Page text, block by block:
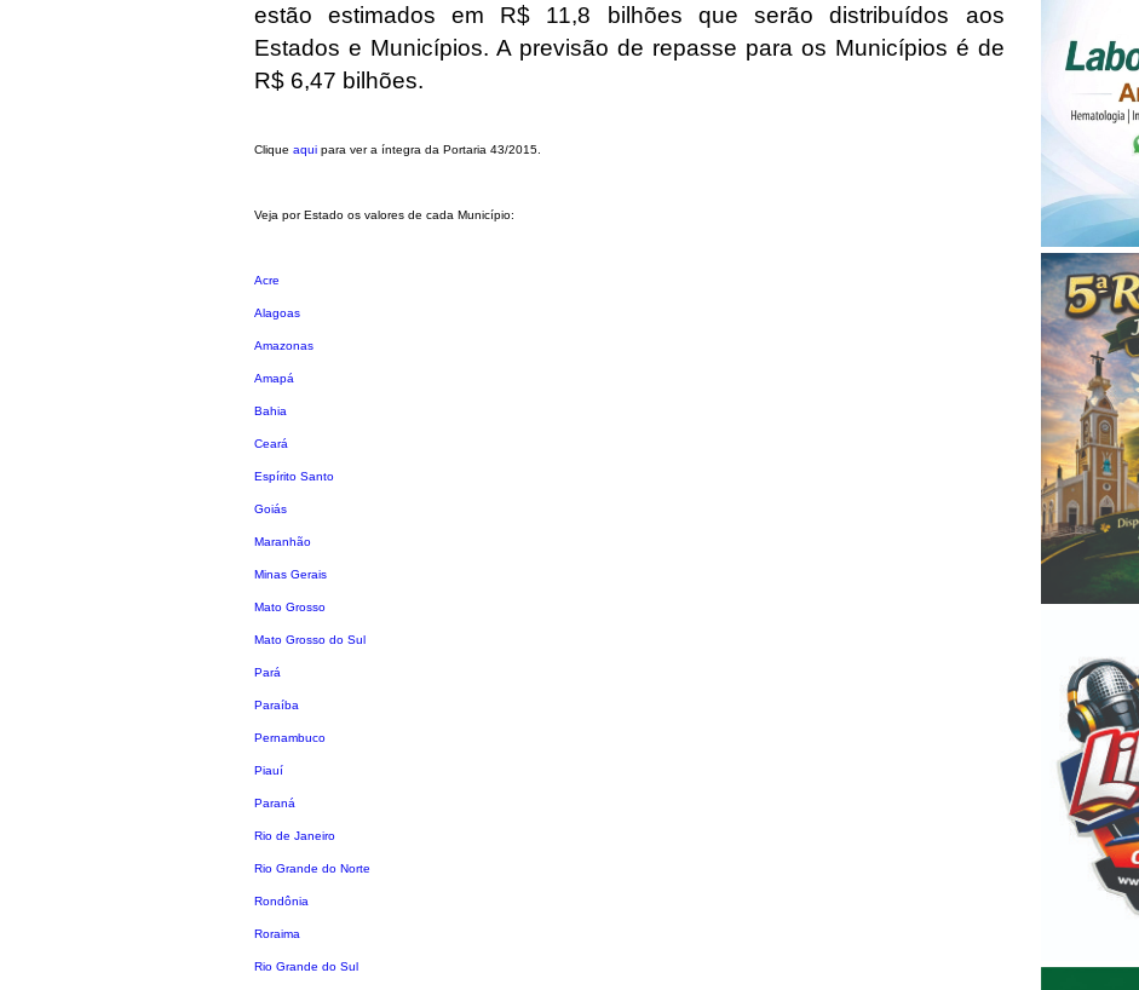
estão estimados em R$ 11,8 bilhões que serão distribuídos aos
Estados e Municípios. A previsão de repasse para os Municípios é de
R$ 6,47 bilhões.
Clique aquipara ver a íntegra da Portaria 43/2015.
Veja por Estado os valores de cada Município:
Acre
Alagoas
Amazonas
Amapá
Bahia
Ceará
Espírito Santo
Goiás
Maranhão
Minas Gerais
Mato Grosso
Mato Grosso do Sul
Pará
Paraíba
Pernambuco
Piauí
Paraná
Rio de Janeiro
Rio Grande do Norte
Rondônia
Roraima
Rio Grande do Sul